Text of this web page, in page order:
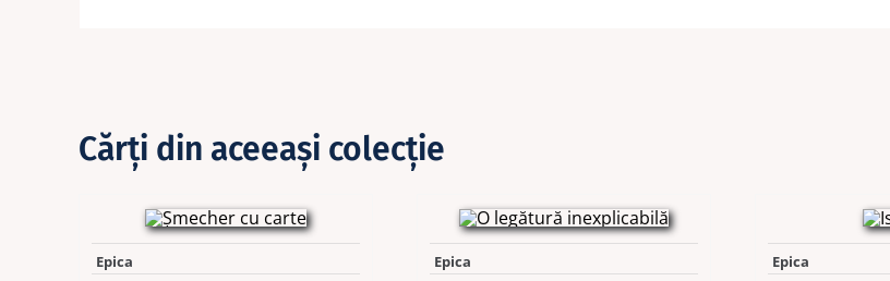
Cărţi din aceeaşi colecţie
Epica Epica Epica